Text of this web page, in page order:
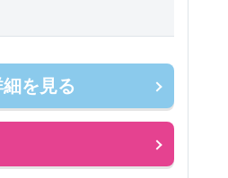
ングしていただき、
細を見る